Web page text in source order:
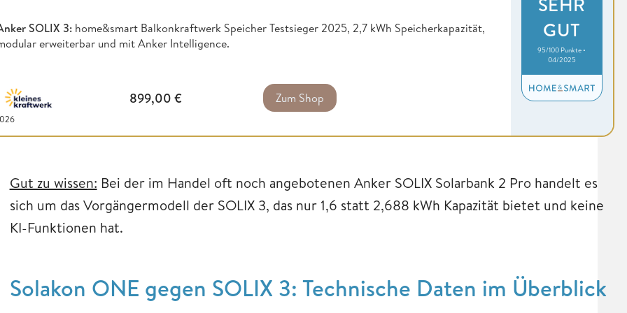
SOLIX 3: home&smart Balkonkraftwerk Speicher Testsieger 2025, 2,7 kWh Speicherkapazität,
erweiterbar und mit Anker Intelligence.
899,00€ Zum Shop
GUT
95/100 Punkte •
04/2025
Gut zu wissen: Bei der im Handel oft noch angebotenen Anker SOLIX Solarbank 2 Pro handelt es
sich um das Vorgängermodell der SOLIX 3, das nur 1,6 statt 2,688 kWh Kapazität bietet und keine
KI-Funktionen hat.
Solakon ONE gegen SOLIX 3: Technische Daten im Überblick